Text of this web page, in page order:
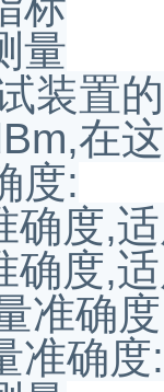
量
装置
在
度:
确度,
确度,
准确
准确度